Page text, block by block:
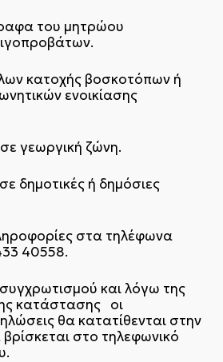
του μητρώου
κατοχής βοσκοτόπων ή
ενοικίασης
γεωργική ζώνη.
δημοτικές ή δημόσιες
στα τηλέφωνα
40558.
και λόγω της
κατάστασης οι
θα κατατίθενται στην
στο τηλεφωνικό